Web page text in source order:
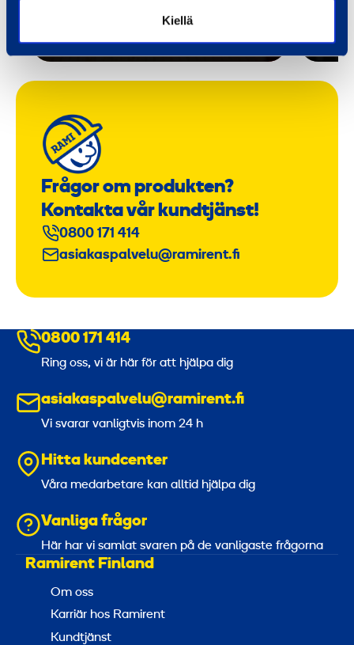
Kiellä
Frågor om produkten?
Kontakta vår kundtjänst!
0800 171 414
asiakaspalvelu@ramirent.fi
0800 171 414
Ring oss, vi är här för att hjälpa dig
asiakaspalvelu@ramirent.fi
Vi svarar vanligtvis inom 24 h
Hitta kundcenter
Våra medarbetare kan alltid hjälpa dig
Vanliga frågor
Här har vi samlat svaren på de vanligaste frågorna
Ramirent Finland
Om oss
Karriär hos Ramirent
Kundtjänst